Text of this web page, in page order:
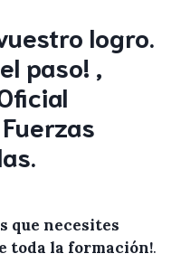
logro.
paso! ,
que necesites
toda la formación!.